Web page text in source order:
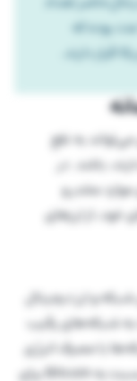
کل نود‌های این شبکه در جهان 24,470 عدد بوده که
به نفع
باشد. در
مخدر و
از ارزهای
و ارز دیجیتال
شبکه‌های رقیب
با مصرف انرژی
پایین و سرعت بالا، شبکه‌های مناسب‌تری نسبت به Bitcoin برای